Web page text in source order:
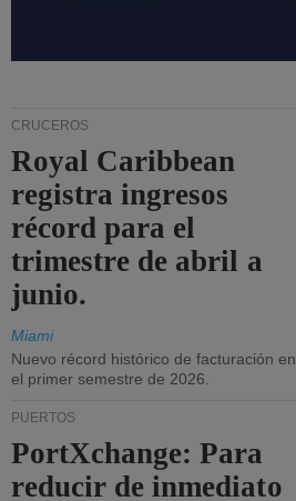
CRUCEROS
Royal Caribbean
registra ingresos
récord para el
trimestre de abril a
junio.
Miami
Nuevo récord histórico de facturación en
el primer semestre de 2026.
PUERTOS
PortXchange: Para
reducir de inmediato